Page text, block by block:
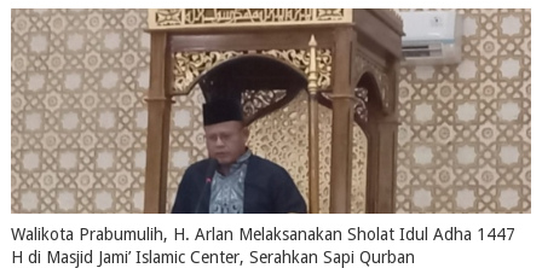
Walikota Prabumulih, H. Arlan Melaksanakan Sholat Idul Adha 1447
H di Masjid Jami’ Islamic Center, Serahkan Sapi Qurban